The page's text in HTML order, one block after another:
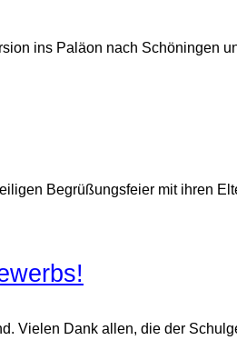
ins Paläon nach Schöningen
Begrüßungsfeier mit ihren
Vielen Dank allen, die der